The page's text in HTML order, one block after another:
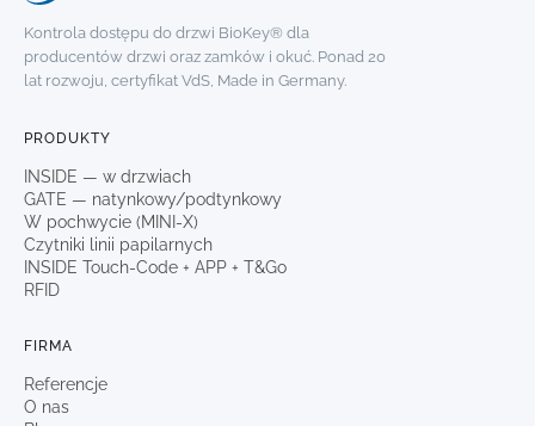
Kontrola dostępu do drzwi BioKey® dla
producentów drzwi oraz zamków i okuć. Ponad 20
lat rozwoju, certyfikat VdS, Made in Germany.
PRODUKTY
INSIDE — w drzwiach
GATE — natynkowy/podtynkowy
W pochwycie (MINI-X)
Czytniki linii papilarnych
INSIDE Touch-Code + APP + T&Go
RFID
FIRMA
Referencje
O nas